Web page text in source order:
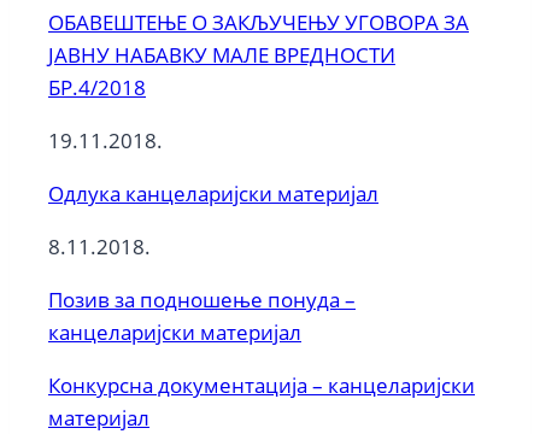
ОБАВЕШТЕЊЕ О ЗАКЉУЧЕЊУ УГОВОРА ЗА
JАВНУ НАБАВКУ МАЛЕ ВРЕДНОСТИ
БР.4/2018
19.11.2018.
Одлука канцеларијски материјал
8.11.2018.
Позив за подношење понуда –
канцеларијски материјал
Конкурсна документација – канцеларијски
материјал